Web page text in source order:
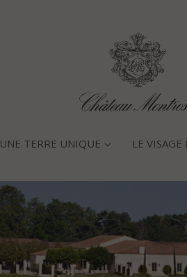
UNE TERRE UNIQUE LE